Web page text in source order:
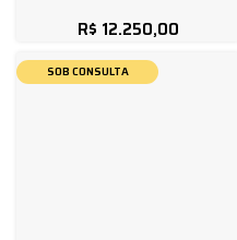
R$ 12.250,00
SOB CONSULTA